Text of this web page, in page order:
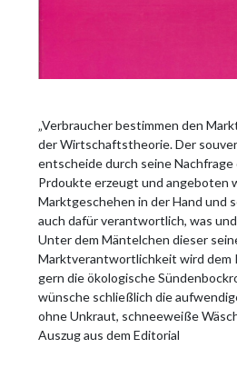
„Verbraucher bestimmen den
der Wirtschaftstheorie. Der
entscheide durch seine Nachfrage
Prdoukte erzeugt und angeboten
Marktgeschehen in der Hand und
auch dafür verantwortlich, was
Unter dem Mäntelchen dieser
Marktverantwortlichkeit wird dem
gern die ökologische
wünsche schließlich die
ohne Unkraut, schneeweiße
Auszug aus dem Editorial